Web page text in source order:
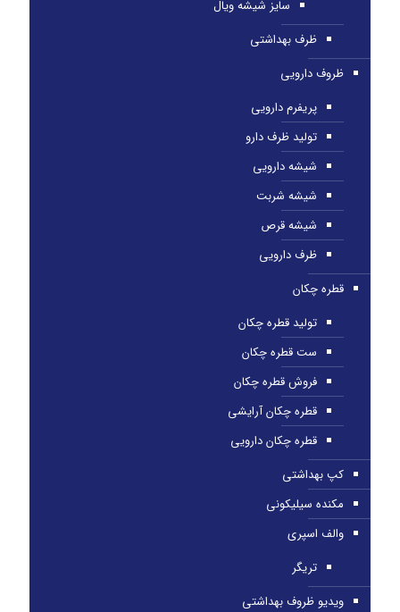
سایز شیشه ویال
ظرف بهداشتی
ظروف دارویی
پریفرم دارویی
تولید ظرف دارو
شیشه دارویی
شیشه شربت
شیشه قرص
ظرف دارویی
قطره چکان
تولید قطره چکان
ست قطره چکان
فروش قطره چکان
قطره چکان آرایشی
قطره چکان دارویی
کپ بهداشتی
مکنده سیلیکونی
والف اسپری
تریگر
ویدیو ظروف بهداشتی